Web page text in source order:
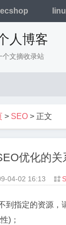
ecshop
人博客
个文摘收录站
> SEO > 正文
优化的关
04-02 16:13 
到指定的资源，
)；